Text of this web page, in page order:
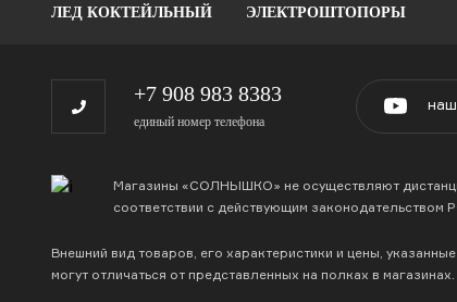
ЛЕД КОКТЕЙЛЬНЫЙ ЭЛЕКТРОШТОПОРЫ
+7 908 983 8383
единый номер телефона
наш
Магазины «СОЛНЫШКО» не осуществляют
соответствии с действующим законодательством
Внешний вид товаров, его характеристики и цены, указанные
могут отличаться от представленных на полках в магазинах.